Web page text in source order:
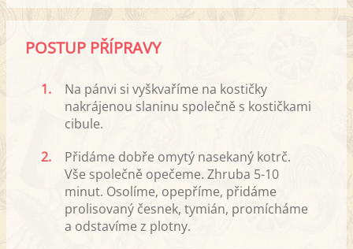
POSTUP PŘÍPRAVY
1.
Na pánvi si vyškvaříme na kostičky
nakrájenou slaninu společně s kostičkami
cibule.
2.
Přidáme dobře omytý nasekaný kotrč.
Vše společně opečeme. Zhruba 5-10
minut. Osolíme, opepříme, přidáme
prolisovaný česnek, tymián, promícháme
a odstavíme z plotny.